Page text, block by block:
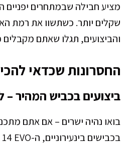
מציע חבילה שבמתחרים יפניים
שקלים יותר. כשתשוו את רמת
והביצועים, תגלו שאתם מקבלים
החסרונות שכדאי
ביצועים בכביש המהיר –
בואו נהיה ישרים – אם אתם